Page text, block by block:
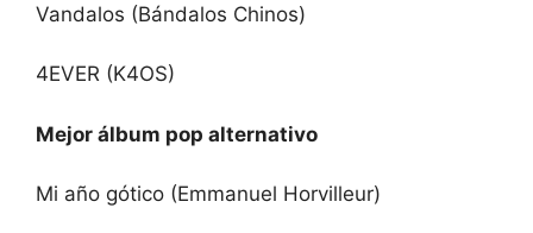
Vandalos (Bándalos Chinos)
4EVER (K4OS)
Mejor álbum pop alternativo
Mi año gótico (Emmanuel Horvilleur)